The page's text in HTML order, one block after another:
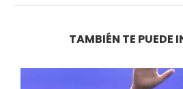
TAMBIÉN TE PUEDE